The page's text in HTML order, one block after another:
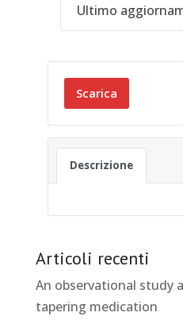
Ultimo
Scarica
Descrizione
Articoli recenti
An observational study
tapering medication